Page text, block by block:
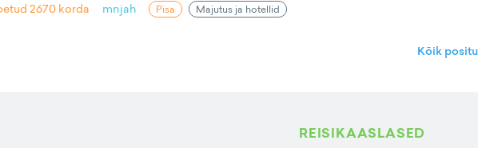
2670 korda mnjah Pisa Majutus ja hotellid
Kõik
REISIKAASLASED